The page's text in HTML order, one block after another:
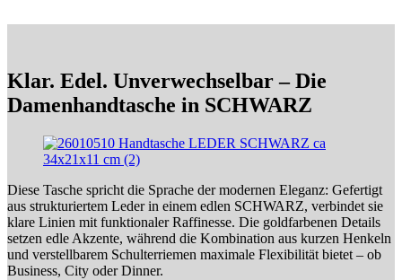
Klar. Edel. Unverwechselbar – Die
Damenhandtasche in SCHWARZ
Diese Tasche spricht die Sprache der modernen Eleganz: Gefertigt
aus strukturiertem Leder in einem edlen SCHWARZ, verbindet sie
klare Linien mit funktionaler Raffinesse. Die goldfarbenen Details
setzen edle Akzente, während die Kombination aus kurzen Henkeln
und verstellbarem Schulterriemen maximale Flexibilität bietet – ob
Business, City oder Dinner.